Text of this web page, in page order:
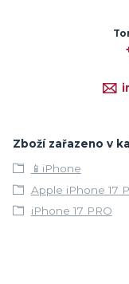
Zboží zařazeno v
📱iPhone
Apple iPhone 17
iPhone 17 PRO